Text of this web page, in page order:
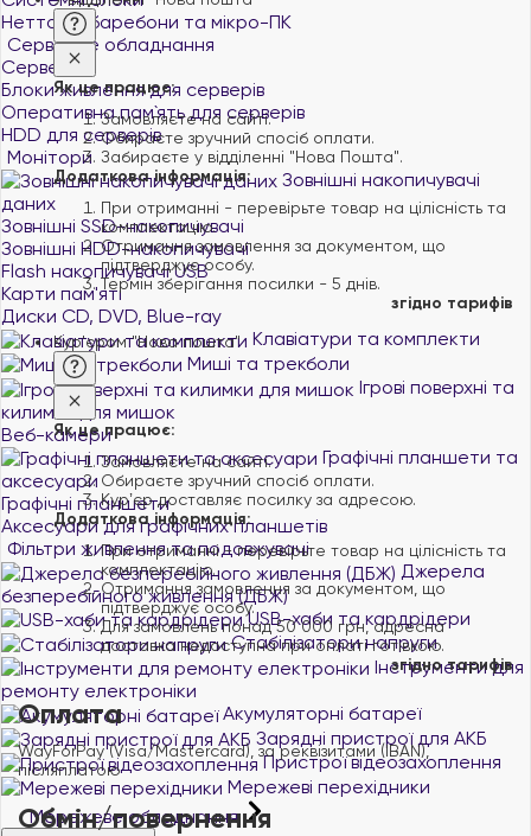
Неттопи, баребони та мікро-ПК
Серверне обладнання
Сервери
Блоки живлення для серверів
Оперативна пам`ять для серверів
HDD для серверів
Монітори
Зовнішні накопичувачі
даних
Зовнішні SSD-накопичувачі
Зовнішні HDD-накопичувачі
Flash накопичувачі USB
Карти пам'яті
Диски CD, DVD, Blue-ray
Клавіатури та комплекти
Миші та трекболи
Ігрові поверхні та
килимки для мишок
Веб-камери
Графічні планшети та
аксесуари
Графічні планшети
Аксесуари для графічних планшетів
Фільтри живлення та подовжувачі
Джерела
безперебійного живлення (ДБЖ)
USB-хаби та кардрідери
Стабілізатори напруги
Інструменти для
ремонту електроніки
Акумуляторні батареї
Зарядні пристрої для АКБ
Пристрої відеозахоплення
Мережеві перехідники
Мережеве обладнання
Як це працює:
Замовляєте на сайті.
Обираєте зручний спосіб оплати.
Забираєте у відділенні "Нова Пошта".
Додаткова інформація:
При отриманні - перевірьте товар на цілісність та
комплектацію.
Отримання замовлення за документом, що
підтверджує особу.
Термін зберігання посилки - 5 днів.
згідно тарифів
Кур'єром "Нова пошта"
Як це працює:
Замовляєте на сайті.
Обираєте зручний спосіб оплати.
Курʼєр доставляє посилку за адресою.
Додаткова інформація:
При отриманні - перевірьте товар на цілісність та
комплектацію.
Отримання замовлення за документом, що
підтверджує особу.
Для замовлень понад 50 000 грн, адресна
доставка недоступна при оплаті готівкою.
згідно тарифів
Оплата
WayForPay (Visa/Mastercard), за реквізитами (IBAN),
післяплатою
Обмін/повернення